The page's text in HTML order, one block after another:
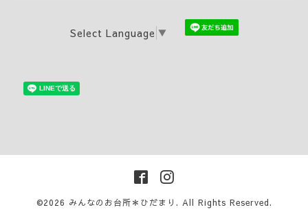
Select Language ▼
©2026 みんなのお台所＊ひだまり . All Rights Reserved.